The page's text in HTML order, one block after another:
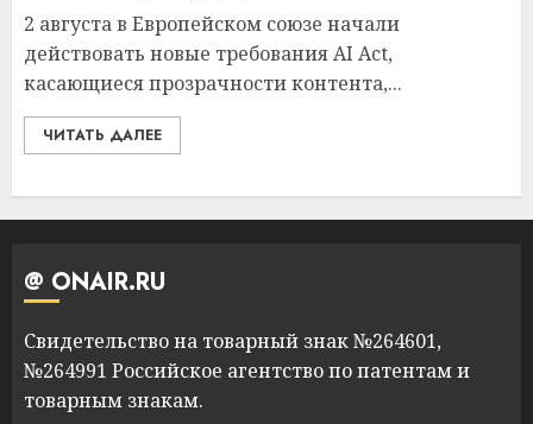
2 августа в Европейском союзе начали
действовать новые требования AI Act,
касающиеся прозрачности контента,...
ЧИТАТЬ ДАЛЕЕ
@ ONAIR.RU
Свидетельство на товарный знак №264601,
№264991 Российское агентство по патентам и
товарным знакам.